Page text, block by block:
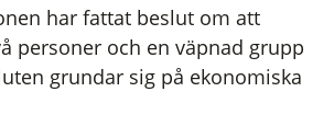
har fattat beslut om att
personer och en väpnad grupp
grundar sig på ekonomiska